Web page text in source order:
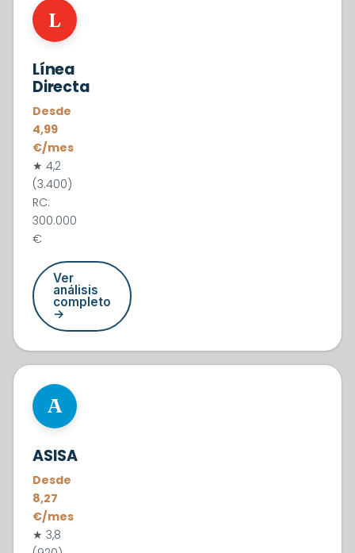
#3
L
Línea
Directa
Desde
4,99
€/mes
★ 4,2
(3.400)
RC:
300.000
€
Ver
análisis
completo
→
#4
A
ASISA
Desde
8,27
€/mes
★ 3,8